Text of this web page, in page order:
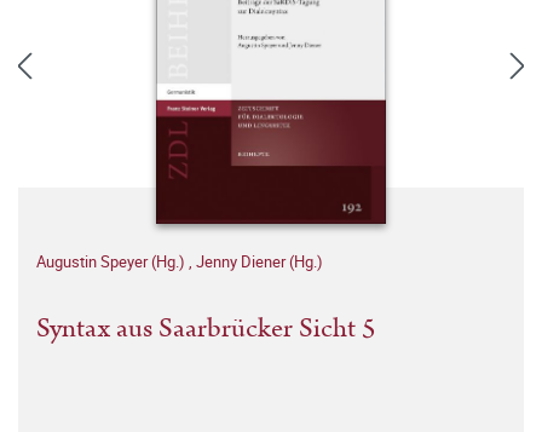
Augustin Speyer (Hg.) , Jenny Diener (Hg.)
Syntax aus Saarbrücker Sicht 5